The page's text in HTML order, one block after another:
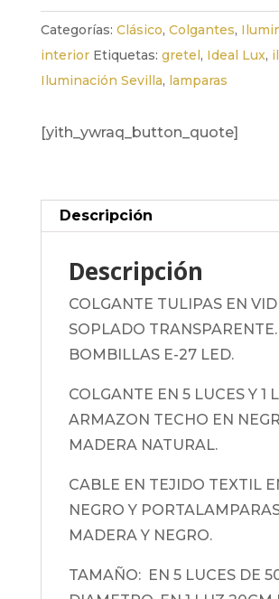
Categorías: Clásico, Colgantes,
interior Etiquetas: gretel, Ideal Lux,
Iluminación Sevilla, lamparas
[yith_ywraq_button_quote]
Descripción
Descripción
COLGANTE TULIPAS EN
SOPLADO
BOMBILLAS E-27 LED.
COLGANTE EN 5 LUCES Y 1
ARMAZON TECHO EN
MADERA NATURAL.
CABLE EN TEJIDO TEXTIL
NEGRO Y
MADERA Y NEGRO.
TAMAÑO: EN 5 LUCES DE